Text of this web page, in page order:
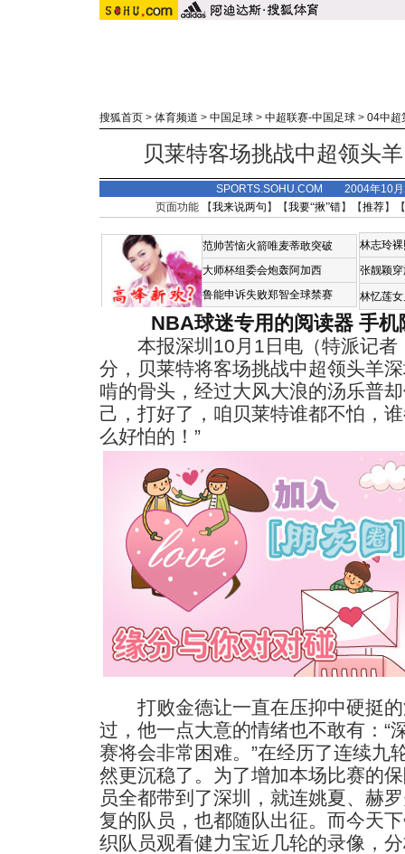
搜狐首页 > 体育频道 > 中国足球 > 中超联赛-中国足球 > 04中超
贝莱特客场挑战中超领头
SPORTS.SOHU.COM 2004年10
页面功能 【我来说两句 】【我要“揪”错】【推荐】
范帅苦恼火箭唯麦蒂敢突破
大师杯组委会炮轰阿加西
鲁能申诉失败郑智全球禁赛
林志玲
张靓颖
林忆莲
NBA球迷专用的阅读器 手机
本报深圳10月1日电（特派记
分，贝莱特将客场挑战中超领头羊
啃的骨头，经过大风大浪的汤乐普
己，打好了，咱贝莱特谁都不怕，
么好怕的！”
打败金德让一直在压抑中硬挺的
过，他一点大意的情绪也不敢有：“
赛将会非常困难。”在经历了连续九
然更沉稳了。为了增加本场比赛的
员全都带到了深圳，就连姚夏、赫
复的队员，也都随队出征。而今天
织队员观看健力宝近几轮的录像，